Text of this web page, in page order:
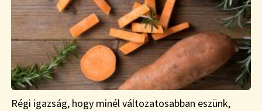
Régi igazság, hogy minél változatosabban eszünk,